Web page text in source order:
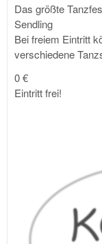
Das größte
Sendling
Bei freiem Eintritt
verschiedene
0 €
Eintritt frei!